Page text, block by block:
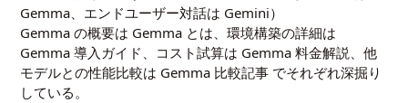
Gemma、エンドユーザー対話は Gemini）
Gemma の概要は Gemma とは、環境構築の詳細は
Gemma 導入ガイド 、コスト試算は Gemma 料金解説、他
モデルとの性能比較は Gemma 比較記事 でそれぞれ深掘り
している。